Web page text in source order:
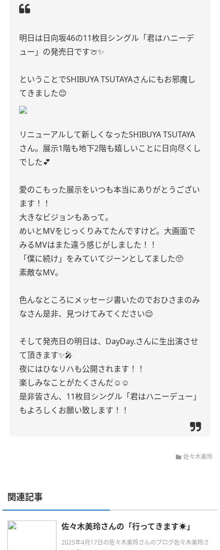
明日は日向坂46の11枚目シングル「君はハニーデ
ュー」の発売日です🍈✨
ということでSHIBUYA TSUTAYAさんにもお邪魔し
てきました😊
リニューアルして新しくなったSHIBUYA TSUTAYA
さん。展示1階も地下2階も嬉しいことに日向尽くし
でした︎💕︎︎
愛のこもった展示をいつも本当にありがとうござい
ます！！
大きなビジョンもあって。
めいとMVをじっくりみてたんですけど。大画面で
みるMVはまた違う感じがしました！！
「僕に続け」をみていてジーンとしてました🥺
素敵なMV。
色んなところにメッセージ書いたのでおひさまのみ
なさん是非、見つけてみてください😌
そして発売日の明日は、DayDay.さんに生出演させ
て頂きます✨🎤
夜にはひなリハも公開されます！！
楽しみなことがたくさんだ☺️☺️
是非皆さん、11枚目シングル「君はハニーデュー」
もよろしくお願い致します！！
佐々木美玲
関連記事
佐々木美玲さんの「行ってきます☀️」
2025年4月17日の佐々木美玲さんのブログ佐々木美玲さ